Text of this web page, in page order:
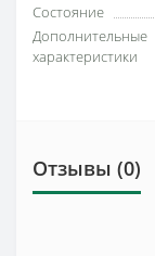
Состояние
Дополнительные
характеристики
Отзывы (0)